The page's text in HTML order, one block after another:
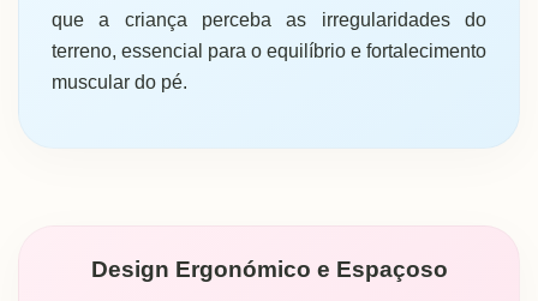
que a criança perceba as irregularidades do
terreno, essencial para o equilíbrio e fortalecimento
muscular do pé.
Design Ergonómico e Espaçoso